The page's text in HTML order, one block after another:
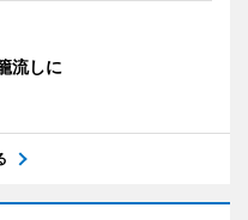
流しに